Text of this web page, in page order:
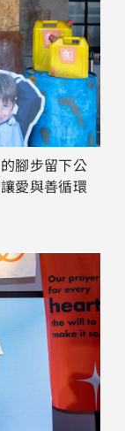
腳步留下公
愛與善循環